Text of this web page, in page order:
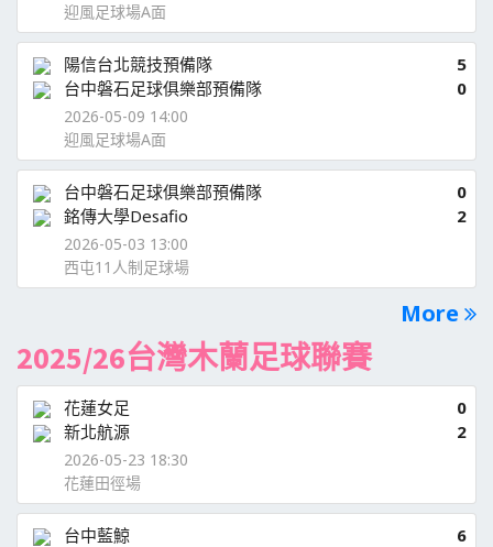
迎風足球場A面
陽信台北競技預備隊
5
台中磐石足球俱樂部預備隊
0
2026-05-09 14:00
迎風足球場A面
台中磐石足球俱樂部預備隊
0
銘傳大學Desafio
2
2026-05-03 13:00
西屯11人制足球場
More
2025/26台灣木蘭足球聯賽
花蓮女足
0
新北航源
2
2026-05-23 18:30
花蓮田徑場
台中藍鯨
6